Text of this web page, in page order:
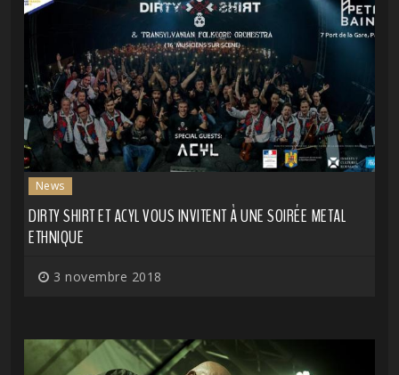
News
DIRTY SHIRT ET ACYL VOUS INVITENT À UNE SOIRÉE METAL
ETHNIQUE
3 novembre 2018